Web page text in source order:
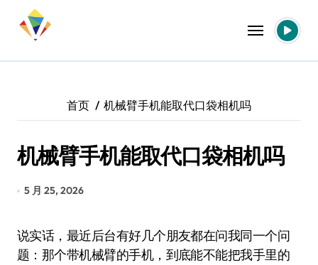
首页 机械臂手机能取代口袋相机吗
机械臂手机能取代口袋相机吗
5 月 25, 2026
说实话，最近后台有好几个朋友都在问我同一个问
题：那个带机械臂的手机，到底能不能把我手里的